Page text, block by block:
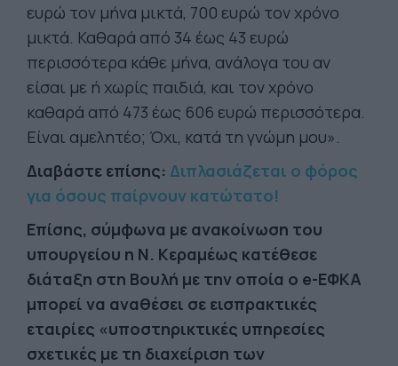
ευρώ τον μήνα μικτά, 700 ευρώ τον χρόνο
μικτά. Καθαρά από 34 έως 43 ευρώ
περισσότερα κάθε μήνα, ανάλογα του αν
είσαι με ή χωρίς παιδιά, και τον χρόνο
καθαρά από 473 έως 606 ευρώ περισσότερα.
Είναι αμελητέο; Όχι, κατά τη γνώμη μου».
Διαβάστε επίσης: Διπλασιάζεται ο φόρος
για όσους παίρνουν κατώτατο!
Επίσης, σύμφωνα με ανακοίνωση του
υπουργείου η Ν. Κεραμέως κατέθεσε
διάταξη στη Βουλή με την οποία ο e-ΕΦΚΑ
μπορεί να αναθέσει σε εισπρακτικές
εταιρίες «υποστηρικτικές υπηρεσίες
σχετικές με τη διαχείριση των